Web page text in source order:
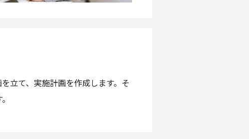
立て、実施計画を作成します。そ